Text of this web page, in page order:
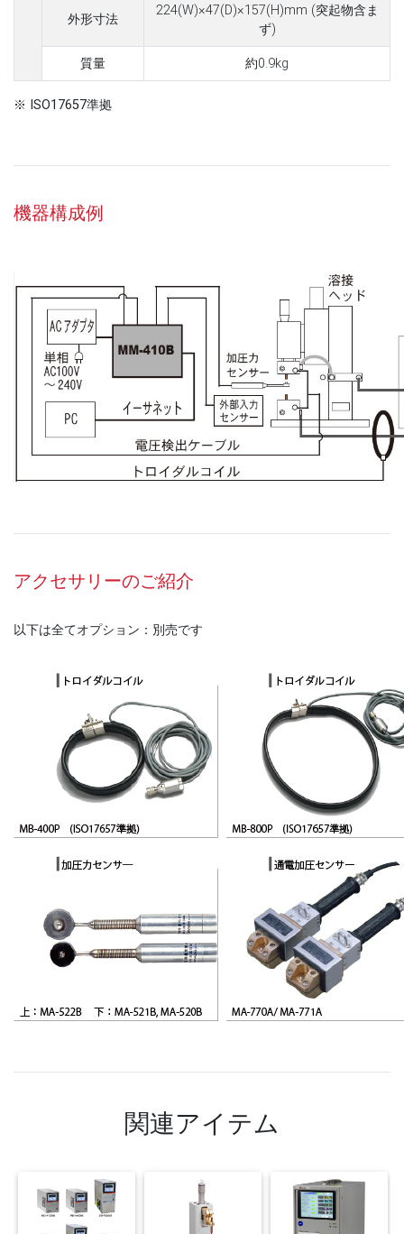
外形寸法
224(W)×47(D)×157(H)mm (突起物含ま
ず)
質量 約0.9kg
※ ISO17657準拠
機器構成例
アクセサリーのご紹介
以下は全てオプション：別売です
関連アイテム